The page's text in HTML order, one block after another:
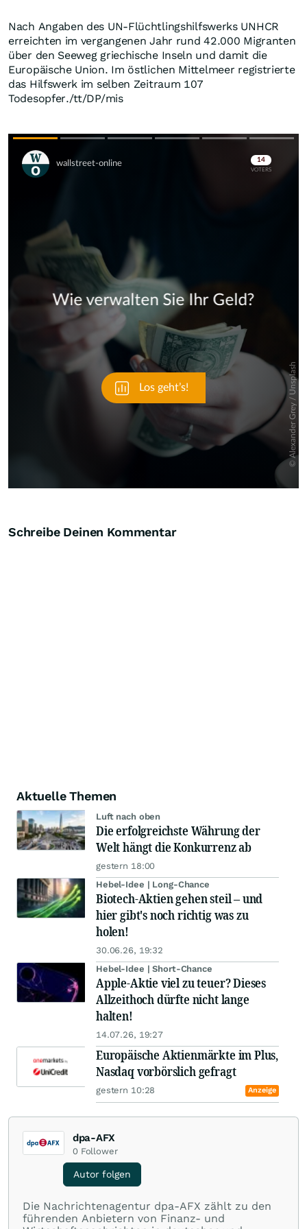
Nach Angaben des UN-Flüchtlingshilfswerks UNHCR
erreichten im vergangenen Jahr rund 42.000 Migranten
über den Seeweg griechische Inseln und damit die
Europäische Union. Im östlichen Mittelmeer registrierte
das Hilfswerk im selben Zeitraum 107
Todesopfer./tt/DP/mis
Skip
Schreibe Deinen Kommentar
Aktuelle Themen
Luft nach oben
Die erfolgreichste Währung der
Welt hängt die Konkurrenz ab
gestern 18:00
Hebel-Idee | Long-Chance
Biotech-Aktien gehen steil – und
hier gibt's noch richtig was zu
holen!
30.06.26, 19:32
Hebel-Idee | Short-Chance
Apple-Aktie viel zu teuer? Dieses
Allzeithoch dürfte nicht lange
halten!
14.07.26, 19:27
Europäische Aktienmärkte im Plus,
Nasdaq vorbörslich gefragt
gestern 10:28 Anzeige
dpa-AFX
0 Follower
Autor folgen
Die Nachrichtenagentur dpa-AFX zählt zu den
führenden Anbietern von Finanz- und